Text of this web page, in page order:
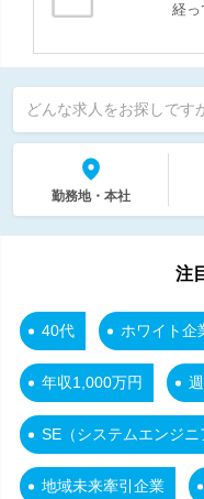
経っ
どんな求人をお探しです
勤務地・本社
注
40代 ホワイト企
年収1,000万円
SE（システムエンジニ
地域未来牽引企業